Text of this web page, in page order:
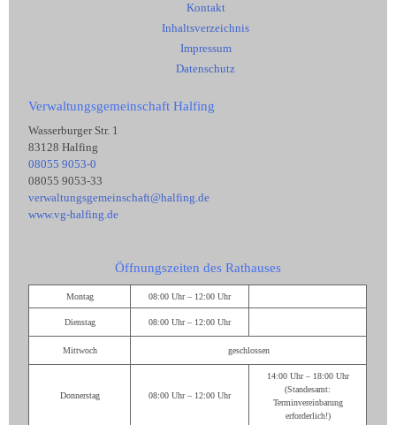
Kontakt
Inhaltsverzeichnis
Impressum
Datenschutz
Verwaltungsgemeinschaft Halfing
Wasserburger Str. 1
83128 Halfing
08055 9053-0
08055 9053-33
verwaltungsgemeinschaft@halfing.de
www.vg-halfing.de
Öffnungszeiten des Rathauses
Montag 08:00 Uhr – 12:00 Uhr
Dienstag 08:00 Uhr – 12:00 Uhr
Mittwoch geschlossen
Donnerstag 08:00 Uhr – 12:00 Uhr
14:00 Uhr – 18:00 Uhr
(Standesamt:
Terminvereinbarung
erforderlich!)